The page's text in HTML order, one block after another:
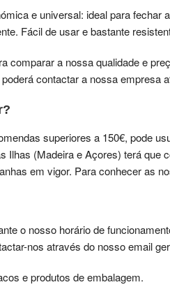
e universal: ideal para fechar
Fácil de usar e bastante
comparar a nossa qualidade e
contactar a nossa empresa
superiores a 150€, pode
Ilhas (Madeira e Açores) terá
em vigor. Para conhecer as
o nosso horário de
nos através do nosso email
e produtos de embalagem.